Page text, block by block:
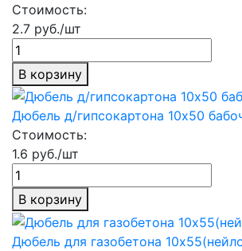
Стоимость:
2.7 руб./шт
В корзину
Дюбель д/гипсокартона 10х50
Стоимость:
1.6 руб./шт
В корзину
Дюбель для газобетона